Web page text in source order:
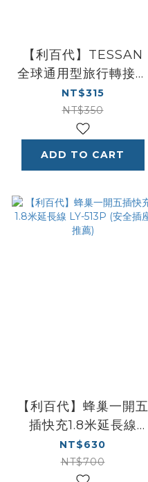
【利百代】TESSAN
全球通用型旅行轉接頭
旅行充電轉接頭 TS-
1005N
NT$315
NT$350
ADD TO CART
【利百代】蜂巢一開五
插快充1.8米延長線
LY-513P (安全插座推
薦)
NT$630
NT$700